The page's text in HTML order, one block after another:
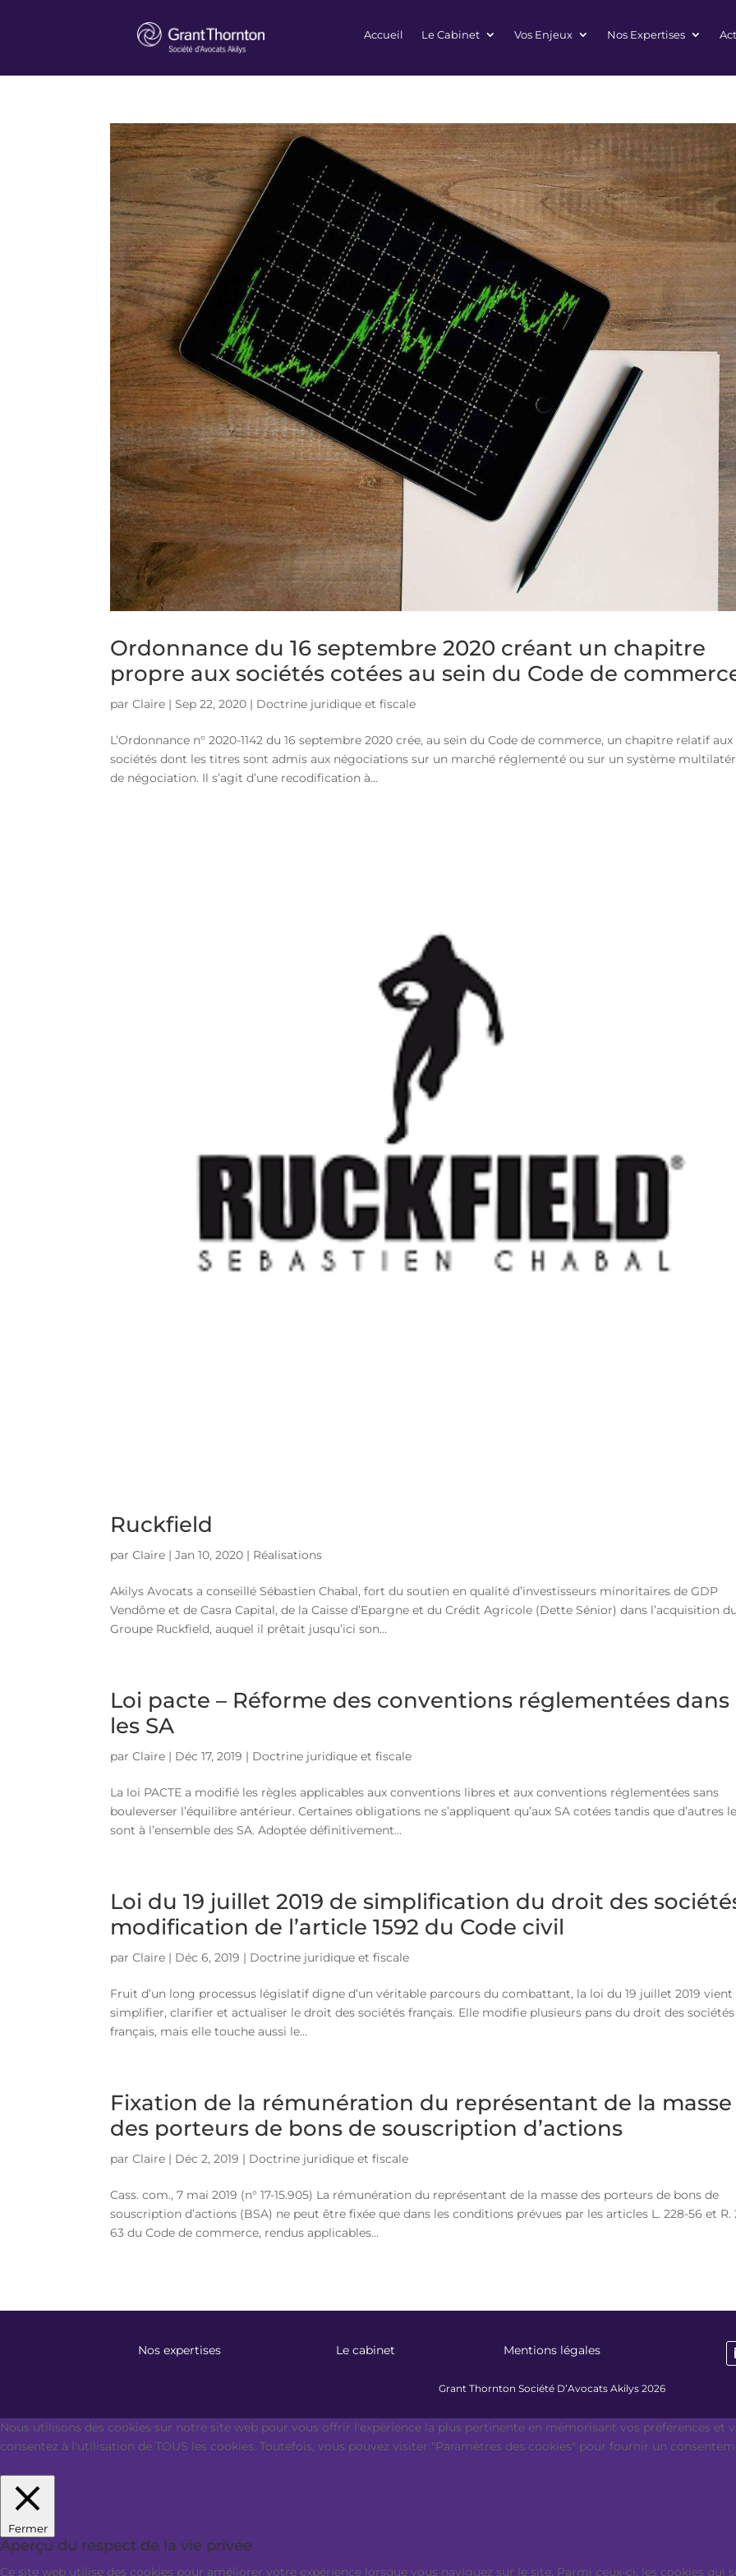
Accueil Le Cabinet Vos Enjeux Nos Expertises
Ordonnance du 16 septembre 2020 créant un chapitre
propre aux sociétés cotées au sein du Code de
parClaire |Sep 22, 2020 | Doctrine juridique et fiscale
L’Ordonnance n° 2020-1142 du 16 septembre 2020 crée, au sein du Code de commerce, un chapitre relatif aux
sociétés dont les titres sont admis aux négociations sur un marché réglementé ou sur un système
de négociation. Il s’agit d’une recodification à...
Ruckfield
parClaire |Jan 10, 2020 | Réalisations
Akilys Avocats a conseillé Sébastien Chabal, fort du soutien en qualité d’investisseurs minoritaires de GDP
Vendôme et de Casra Capital, de la Caisse d’Epargne et du Crédit Agricole (Dette Sénior) dans l’acquisition
Groupe Ruckfield, auquel il prêtait jusqu’ici son...
Loi pacte – Réforme des conventions réglementées dans
les SA
parClaire | Déc 17, 2019 | Doctrine juridique et fiscale
La loi PACTE a modifié les règles applicables aux conventions libres et aux conventions réglementées sans
bouleverser l’équilibre antérieur. Certaines obligations ne s’appliquent qu’aux SA cotées tandis que d’autres
sont à l’ensemble des SA. Adoptée définitivement...
Loi du 19 juillet 2019 de simplification du droit des
modification de l’article 1592 du Code civil
parClaire | Déc 6, 2019 | Doctrine juridique et fiscale
Fruit d’un long processus législatif digne d’un véritable parcours du combattant, la loi du 19 juillet 2019 vient
simplifier, clarifier et actualiser le droit des sociétés français. Elle modifie plusieurs pans du droit des sociétés
français, mais elle touche aussi le...
Fixation de la rémunération du représentant de la masse
des porteurs de bons de souscription d’actions
parClaire | Déc 2, 2019 | Doctrine juridique et fiscale
Cass. com., 7 mai 2019 (n° 17-15.905) La rémunération du représentant de la masse des porteurs de bons de
souscription d’actions (BSA) ne peut être fixée que dans les conditions prévues par les articles L. 228-56 et R.
63 du Code de commerce, rendus applicables...
Nos expertises Le cabinet Mentions légales
Grant Thornton Société D’Avocats Akilys 2026
Nous utilisons des cookies sur notre site web pour vous offrir l'expérience la plus pertinente en mémorisant vos préférences et
consentez à l'utilisation de TOUS les cookies. Toutefois, vous pouvez visiter "Paramètres des cookies" pour fournir un
Fermer
Aperçu du respect de la vie privée
Ce site web utilise des cookies pour améliorer votre expérience lorsque vous naviguez sur le site. Parmi ceux-ci, les cookies